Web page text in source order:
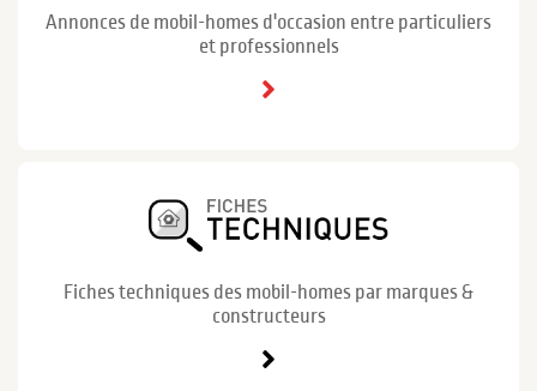
Annonces de mobil-homes d'occasion entre particuliers
et professionnels
Fiches techniques des mobil-homes par marques &
constructeurs